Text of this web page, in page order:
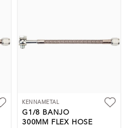
KENNAMETAL
G1/8 BANJO
300MM FLEX HOSE